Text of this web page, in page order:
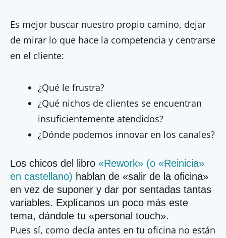
Es mejor buscar nuestro propio camino, dejar
de mirar lo que hace la competencia y centrarse
en el cliente:
¿Qué le frustra?
¿Qué nichos de clientes se encuentran
insuficientemente atendidos?
¿Dónde podemos innovar en los canales?
Los chicos del libro «Rework» (o «Reinicia»
en castellano) hablan de «salir de la oficina»
en vez de suponer y dar por sentadas tantas
variables. Explícanos un poco más este
tema, dándole tu «personal touch».
Pues sí, como decía antes en tu oficina no están